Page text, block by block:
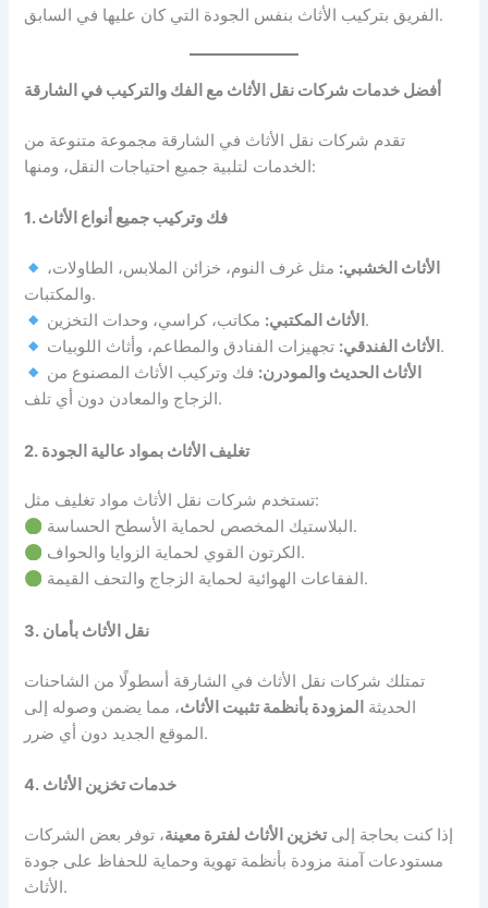
الفريق بتركيب الأثاث بنفس الجودة التي كان عليها في السابق.
أفضل خدمات شركات نقل الأثاث مع الفك والتركيب في الشارقة
تقدم شركات نقل الأثاث في الشارقة مجموعة متنوعة من
الخدمات لتلبية جميع احتياجات النقل، ومنها:
1. فك وتركيب جميع أنواع الأثاث
الأثاث الخشبي: مثل غرف النوم، خزائن الملابس، الطاولات،
والمكتبات.
الأثاث المكتبي: مكاتب، كراسي، وحدات التخزين.
الأثاث الفندقي: تجهيزات الفنادق والمطاعم، وأثاث اللوبيات.
الأثاث الحديث والمودرن: فك وتركيب الأثاث المصنوع من
الزجاج والمعادن دون أي تلف.
2. تغليف الأثاث بمواد عالية الجودة
تستخدم شركات نقل الأثاث مواد تغليف مثل:
البلاستيك المخصص لحماية الأسطح الحساسة.
الكرتون القوي لحماية الزوايا والحواف.
الفقاعات الهوائية لحماية الزجاج والتحف القيمة.
3. نقل الأثاث بأمان
تمتلك شركات نقل الأثاث في الشارقة أسطولًا من الشاحنات
الحديثة المزودة بأنظمة تثبيت الأثاث، مما يضمن وصوله إلى
الموقع الجديد دون أي ضرر.
4. خدمات تخزين الأثاث
إذا كنت بحاجة إلىتخزين الأثاث لفترة معينة، توفر بعض الشركات
مستودعات آمنة مزودة بأنظمة تهوية وحماية للحفاظ على جودة
الأثاث.